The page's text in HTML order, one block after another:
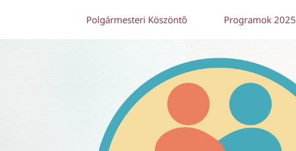
Polgármesteri Köszöntő Programok 2025